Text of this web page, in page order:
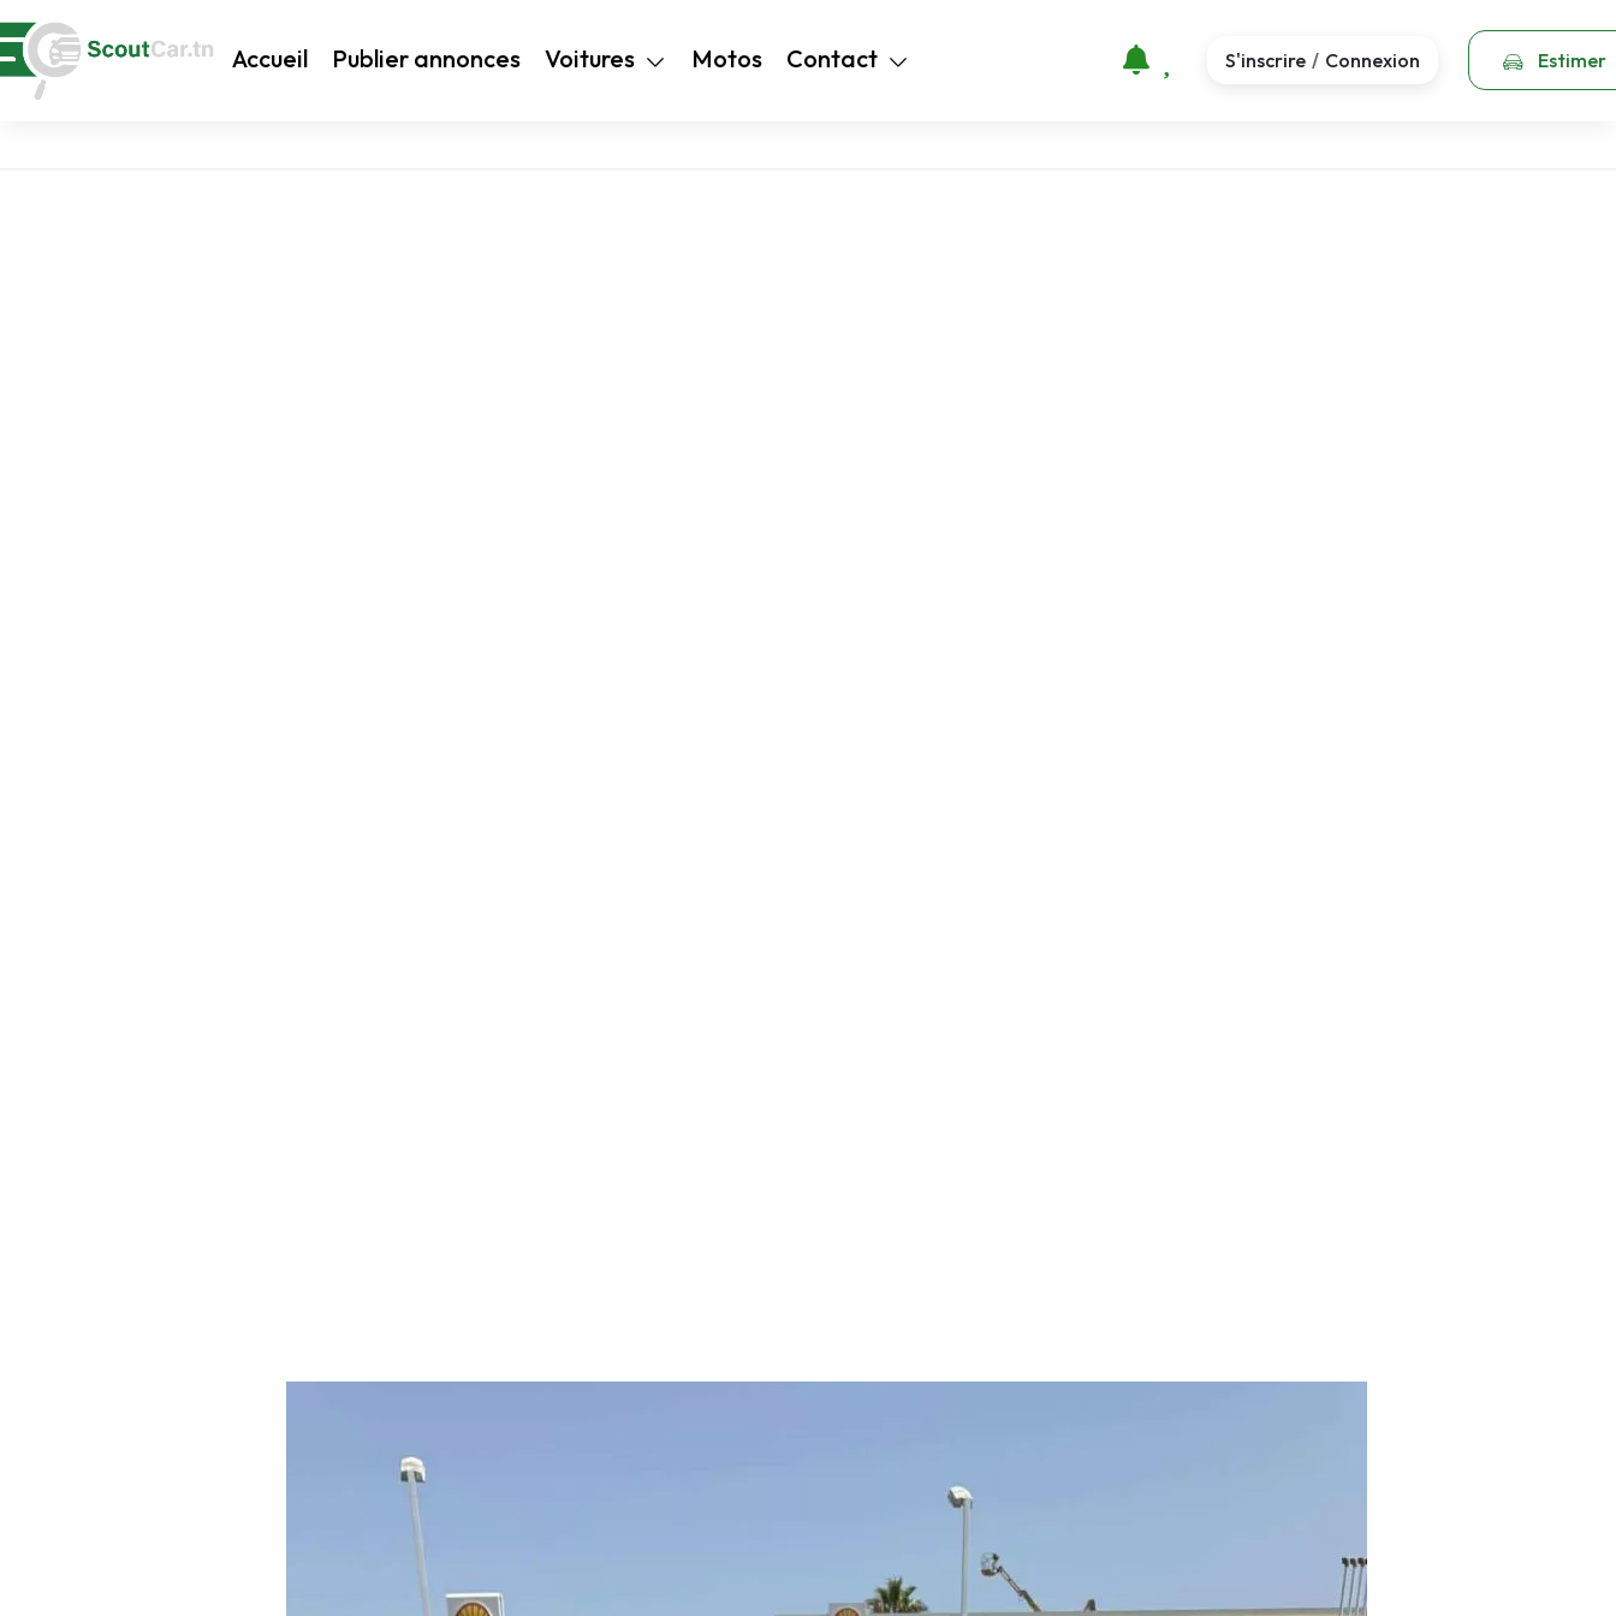
Accueil Publier annonces Voitures Motos Contact S'inscrire Connexion Estimer